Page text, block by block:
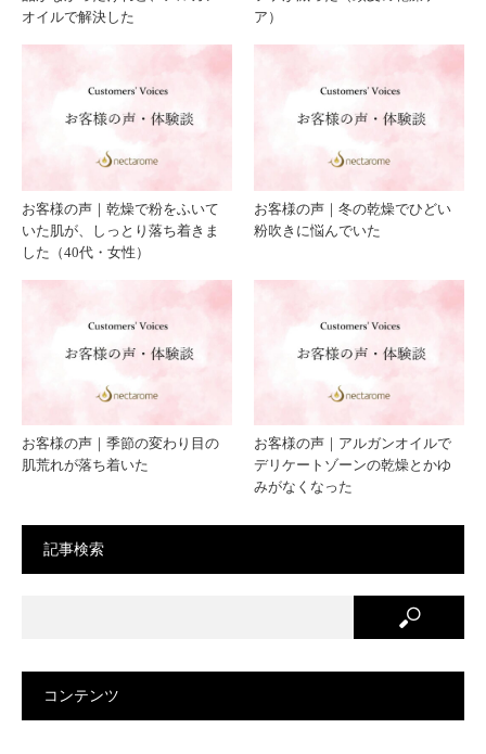
が、
オイ
肌
とり
女
オイルで解決した
ア）
お客様の声｜乾燥で粉をふいて
いた肌が、しっとり落ち着きま
した（40代・女性）
お客様の声｜冬の乾燥でひどい
粉吹きに悩んでいた
お客様の声｜季節の変わり目の
肌荒れが落ち着いた
お客様の声｜アルガンオイルで
デリケートゾーンの乾燥とかゆ
みがなくなった
記事検索
コンテンツ